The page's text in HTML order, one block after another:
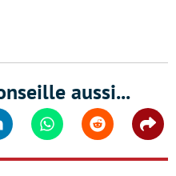
aussi...
WhatsappReddit